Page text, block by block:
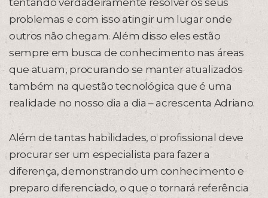
tentando verdadeiramente resolver os seus
problemas e com isso atingir um lugar onde
outros não chegam. Além disso eles estão
sempre em busca de conhecimento nas áreas
que atuam, procurando se manter atualizados
também na questão tecnológica que é uma
realidade no nosso dia a dia – acrescenta Adriano.
Além de tantas habilidades, o profissional deve
procurar ser um especialista para fazer a
diferença, demonstrando um conhecimento e
preparo diferenciado, o que o tornará referência